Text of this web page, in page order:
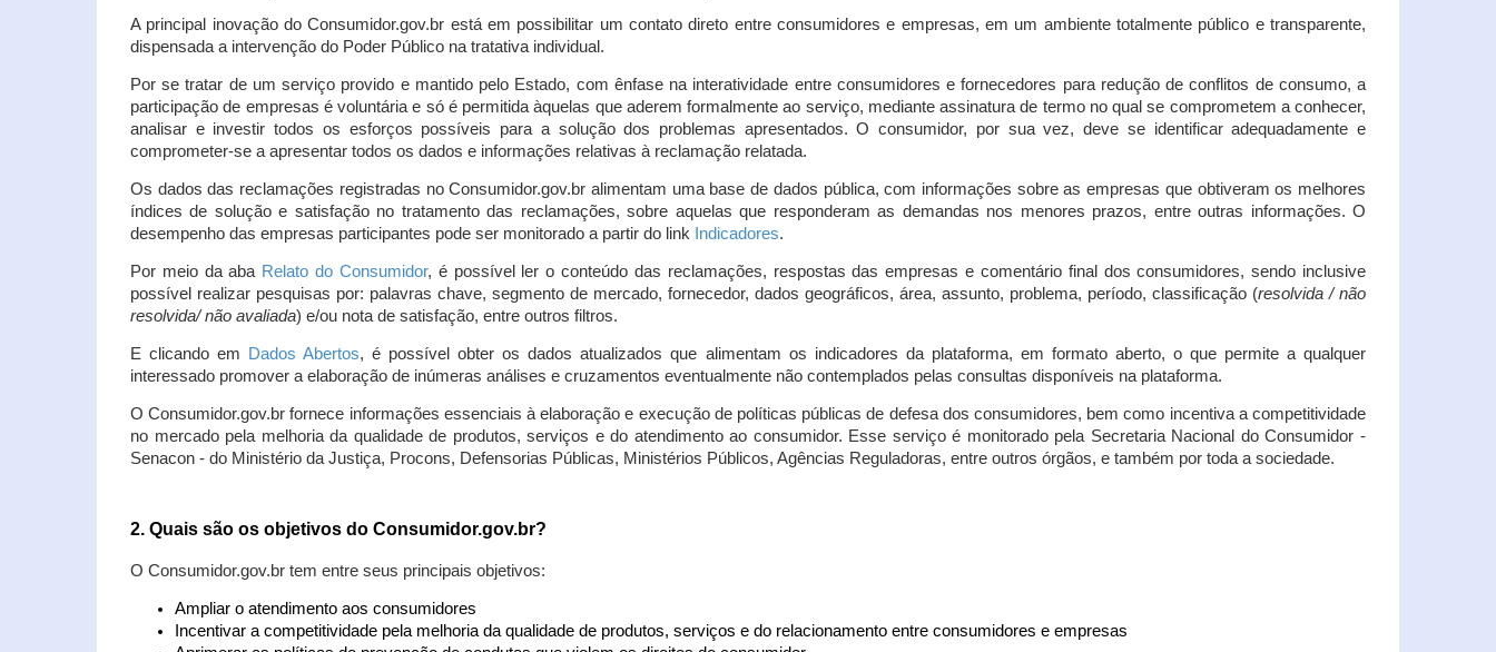
A principal inovação do Consumidor.gov.br está em possibilitar um contato direto entre consumidores e empresas, em um ambiente totalmente público e transparente,
dispensada a intervenção do Poder Público na tratativa individual.
Por se tratar de um serviço provido e mantido pelo Estado, com ênfase na interatividade entre consumidores e fornecedores para redução de conflitos de consumo, a
participação de empresas é voluntária e só é permitida àquelas que aderem formalmente ao serviço, mediante assinatura de termo no qual se comprometem a conhecer,
analisar e investir todos os esforços possíveis para a solução dos problemas apresentados. O consumidor, por sua vez, deve se identificar adequadamente e
comprometer-se a apresentar todos os dados e informações relativas à reclamação relatada.
Os dados das reclamações registradas no Consumidor.gov.br alimentam uma base de dados pública, com informações sobre as empresas que obtiveram os melhores
índices de solução e satisfação no tratamento das reclamações, sobre aquelas que responderam as demandas nos menores prazos, entre outras informações. O
desempenho das empresas participantes pode ser monitorado a partir do link
Indicadores.
Por meio da aba Relato do Consumidor, é possível ler o conteúdo das reclamações, respostas das empresas e comentário final dos consumidores, sendo inclusive
possível realizar pesquisas por: palavras chave, segmento de mercado, fornecedor, dados geográficos, área, assunto, problema, período, classificação (resolvida / não
resolvida/ não avaliada) e/ou nota de satisfação, entre outros filtros.
E clicando em Dados Abertos, é possível obter os dados atualizados que alimentam os indicadores da plataforma, em formato aberto, o que permite a qualquer
interessado promover a elaboração de inúmeras análises e cruzamentos eventualmente não contemplados pelas consultas disponíveis na plataforma.
O Consumidor.gov.br fornece informações essenciais à elaboração e execução de políticas públicas de defesa dos consumidores, bem como incentiva a competitividade
no mercado pela melhoria da qualidade de produtos, serviços e do atendimento ao consumidor. Esse serviço é monitorado pela Secretaria Nacional do Consumidor -
Senacon - do Ministério da Justiça, Procons, Defensorias Públicas, Ministérios Públicos, Agências Reguladoras, entre outros órgãos, e também por toda a sociedade.
2. Quais são os objetivos do Consumidor.gov.br?
O Consumidor.gov.br tem entre seus principais objetivos:
Ampliar o atendimento aos consumidores
Incentivar a competitividade pela melhoria da qualidade de produtos, serviços e do relacionamento entre consumidores e empresas